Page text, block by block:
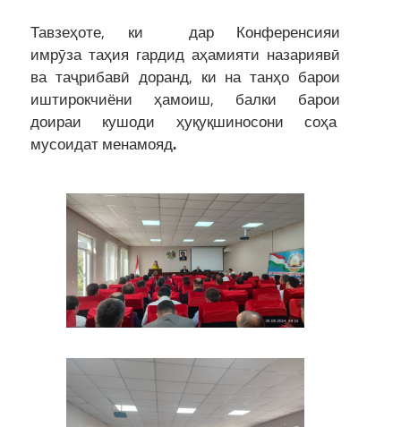
Тавзеҳоте, ки дар Конференсияи
имрӯза таҳия гардид аҳамияти назариявӣ
ва таҷрибавӣ доранд, ки на танҳо барои
иштирокчиёни ҳамоиш, балки барои
доираи кушоди ҳуқуқшиносони соҳа
мусоидат менамояд.